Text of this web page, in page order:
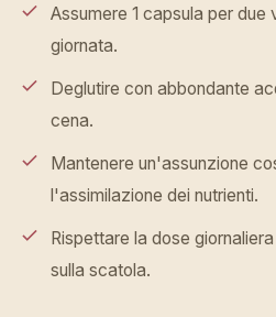
Assumere 1 capsula per due
giornata.
Deglutire con abbondante
cena.
Mantenere un'assunzione
l'assimilazione dei nutrienti.
Rispettare la dose
sulla scatola.